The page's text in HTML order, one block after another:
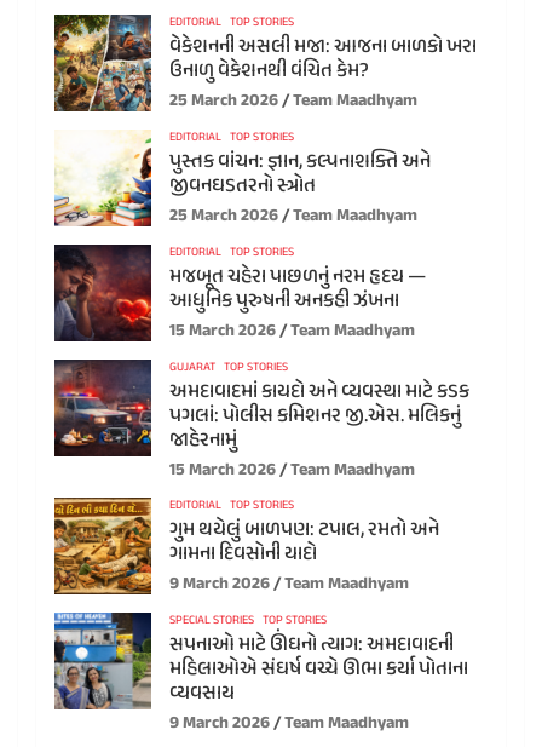
EDITORIAL TOP STORIES
વેકેશનની અસલી મજા: આજના બાળકો ખરા
ઉનાળુ વેકેશનથી વંચિત કેમ?
25 March 2026 Team Maadhyam
EDITORIAL TOP STORIES
પુસ્તક વાંચન: જ્ઞાન, કલ્પનાશક્તિ અને
જીવનઘડતરનો સ્ત્રોત
25 March 2026 Team Maadhyam
EDITORIAL TOP STORIES
મજબૂત ચહેરા પાછળનું નરમ હૃદય —
આધુનિક પુરુષની અનકહી ઝંખના
15 March 2026 Team Maadhyam
GUJARAT TOP STORIES
અમદાવાદમાં કાયદો અને વ્યવસ્થા માટે કડક
પગલાં: પોલીસ કમિશનર જી.એસ. મલિકનું
જાહેરનામું
15 March 2026 Team Maadhyam
EDITORIAL TOP STORIES
ગુમ થયેલું બાળપણ: ટપાલ, રમતો અને
ગામના દિવસોની યાદો
9 March 2026 Team Maadhyam
SPECIAL STORIES TOP STORIES
સપનાઓ માટે ઊંઘનો ત્યાગ: અમદાવાદની
મહિલાઓએ સંઘર્ષ વચ્ચે ઊભા કર્યા પોતાના
વ્યવસાય
9 March 2026 Team Maadhyam